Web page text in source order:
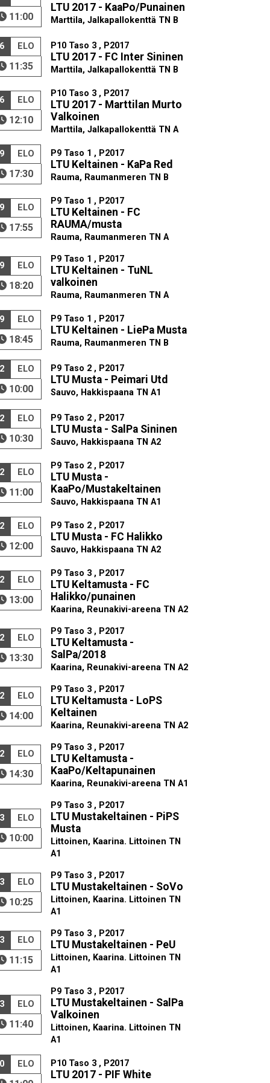
11:00
LTU 2017 - KaaPo/Punainen
Marttila, Jalkapallokenttä TN B
ELO
11:35
P10 Taso 3 , P2017
LTU 2017 - FC Inter Sininen
Marttila, Jalkapallokenttä TN B
ELO
12:10
P10 Taso 3 , P2017
LTU 2017 - Marttilan Murto
Valkoinen
Marttila, Jalkapallokenttä TN A
ELO
17:30
P9 Taso 1 , P2017
LTU Keltainen - KaPa Red
Rauma, Raumanmeren TN B
ELO
17:55
P9 Taso 1 , P2017
LTU Keltainen - FC
RAUMA/musta
Rauma, Raumanmeren TN A
ELO
18:20
P9 Taso 1 , P2017
LTU Keltainen - TuNL
valkoinen
Rauma, Raumanmeren TN A
ELO
18:45
P9 Taso 1 , P2017
LTU Keltainen - LiePa Musta
Rauma, Raumanmeren TN B
ELO
10:00
P9 Taso 2 , P2017
LTU Musta - Peimari Utd
Sauvo, Hakkispaana TN A1
ELO
10:30
P9 Taso 2 , P2017
LTU Musta - SalPa Sininen
Sauvo, Hakkispaana TN A2
ELO
11:00
P9 Taso 2 , P2017
LTU Musta -
KaaPo/Mustakeltainen
Sauvo, Hakkispaana TN A1
ELO
12:00
P9 Taso 2 , P2017
LTU Musta - FC Halikko
Sauvo, Hakkispaana TN A2
ELO
13:00
P9 Taso 3 , P2017
LTU Keltamusta - FC
Halikko/punainen
Kaarina, Reunakivi-areena TN A2
ELO
13:30
P9 Taso 3 , P2017
LTU Keltamusta -
SalPa/2018
Kaarina, Reunakivi-areena TN A2
ELO
14:00
P9 Taso 3 , P2017
LTU Keltamusta - LoPS
Keltainen
Kaarina, Reunakivi-areena TN A2
ELO
14:30
P9 Taso 3 , P2017
LTU Keltamusta -
KaaPo/Keltapunainen
Kaarina, Reunakivi-areena TN A1
ELO
10:00
P9 Taso 3 , P2017
LTU Mustakeltainen - PiPS
Musta
Littoinen, Kaarina. Littoinen TN
A1
ELO
10:25
P9 Taso 3 , P2017
LTU Mustakeltainen - SoVo
Littoinen, Kaarina. Littoinen TN
A1
ELO
11:15
P9 Taso 3 , P2017
LTU Mustakeltainen - PeU
Littoinen, Kaarina. Littoinen TN
A1
ELO
11:40
P9 Taso 3 , P2017
LTU Mustakeltainen - SalPa
Valkoinen
Littoinen, Kaarina. Littoinen TN
A1
ELO P10 Taso 3 , P2017
LTU 2017 - PIF White